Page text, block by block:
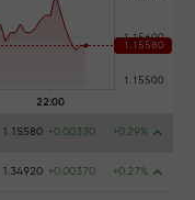
1.15580 +0.00330 +0.29%
1.34920 +0.00370 +0.27%